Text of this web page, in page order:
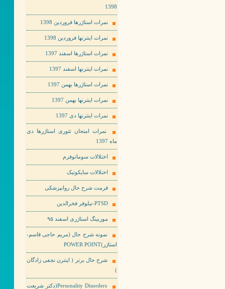
1398
نمرات استاژرها فروردین 1398
نمرات اینترنها فروردین 1398
نمرات استاژرها اسفند 1397
نمرات اینترنها اسفند 1397
نمرات استاژرها بهمن 1397
نمرات اینترنها بهمن 1397
نمرات اینترنها دی 1397
نمرات امتحان تئوری استاژرها دی
ماه 1397
اختلالات سوماتوفرم
اختلالات سایکوتیک
فرمت شرح حال روانپزشکی
PTSD-نیلوفر فخرالدین
مورنینگ استاژری اسفند ۹۵
نمونه شرح حال (مریم حاجی قاسم-
استاژر)POWER POINT
شرح حال برتر ( اینترن نجفی زادگان
)
Personality Disorders(دکتر شریعت